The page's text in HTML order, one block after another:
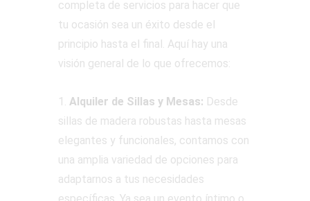
completa de servicios para hacer que
tu ocasión sea un éxito desde el
principio hasta el final. Aquí hay una
visión general de lo que ofrecemos:
1. Alquiler de Sillas y Mesas: Desde
sillas de madera robustas hasta mesas
elegantes y funcionales, contamos con
una amplia variedad de opciones para
adaptarnos a tus necesidades